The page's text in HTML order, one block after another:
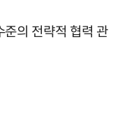
의 전략적 협력 관